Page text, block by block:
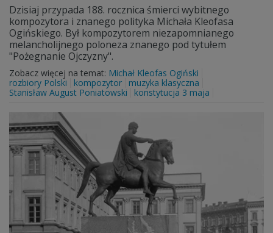
Dzisiaj przypada 188. rocznica śmierci wybitnego
kompozytora i znanego polityka Michała Kleofasa
Ogińskiego. Był kompozytorem niezapomnianego
melancholijnego poloneza znanego pod tytułem
"Pożegnanie Ojczyzny".
Zobacz więcej na temat: Michał Kleofas Ogiński
rozbiory Polski
kompozytor
muzyka klasyczna
Stanisław August Poniatowski
konstytucja 3 maja